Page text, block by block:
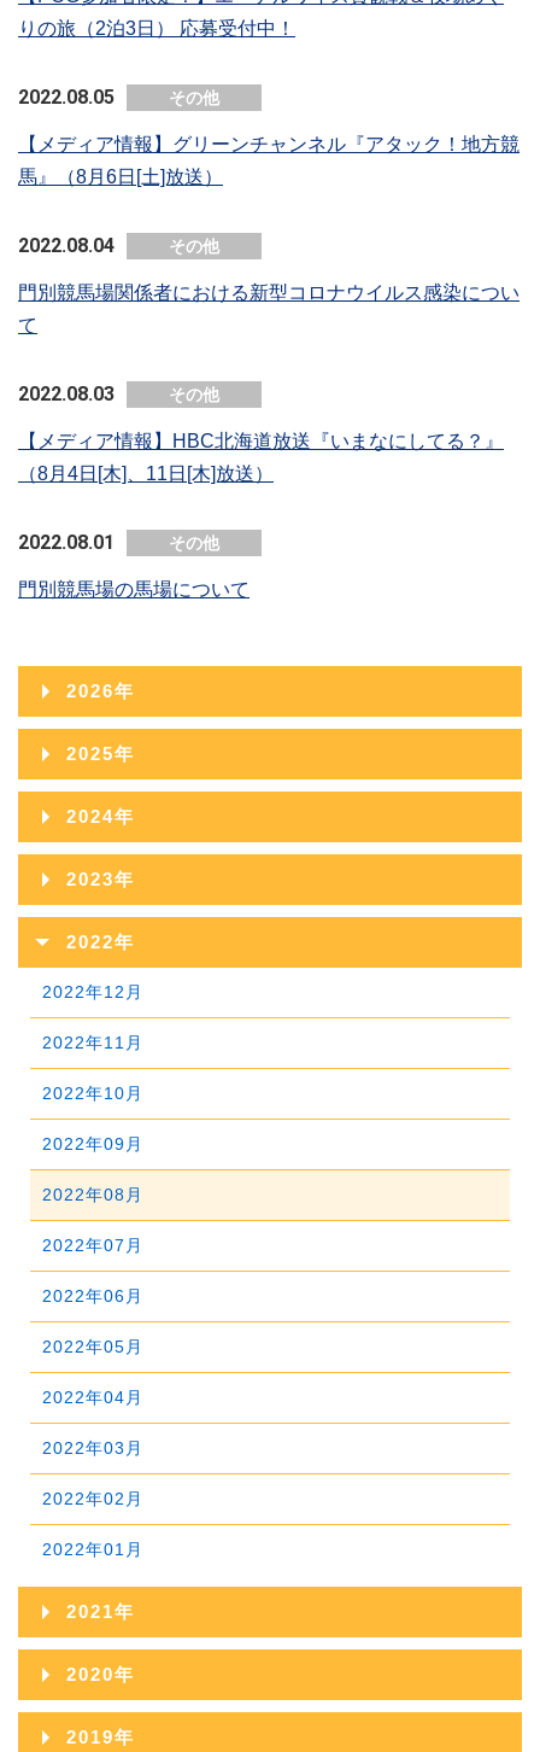
りの旅（2泊3日） 応募受付中！
2022.08.05 その他
【メディア情報】グリーンチャンネル『アタック！地方競
馬』（8月6日[土]放送）
2022.08.04 その他
門別競馬場関係者における新型コロナウイルス感染につい
て
2022.08.03 その他
【メディア情報】HBC北海道放送『いまなにしてる？』
（8月4日[木]、11日[木]放送）
2022.08.01 その他
門別競馬場の馬場について
2026年
2026年08月
2026年07月
2026年06月
2026年05月
2026年04月
2026年03月
2026年02月
2026年01月
2025年
2025年12月
2025年11月
2025年10月
2025年09月
2025年08月
2025年07月
2025年06月
2025年05月
2025年04月
2025年03月
2025年02月
2025年01月
2024年
2024年12月
2024年11月
2024年10月
2024年09月
2024年08月
2024年07月
2024年06月
2024年05月
2024年04月
2024年03月
2024年02月
2024年01月
2023年
2023年12月
2022年
2022年12月
2022年11月
2022年10月
2022年09月
2022年08月
2022年07月
2022年06月
2022年05月
2022年04月
2022年03月
2022年02月
2022年01月
2021年
2021年12月
2021年11月
2020年
2020年12月
2019年